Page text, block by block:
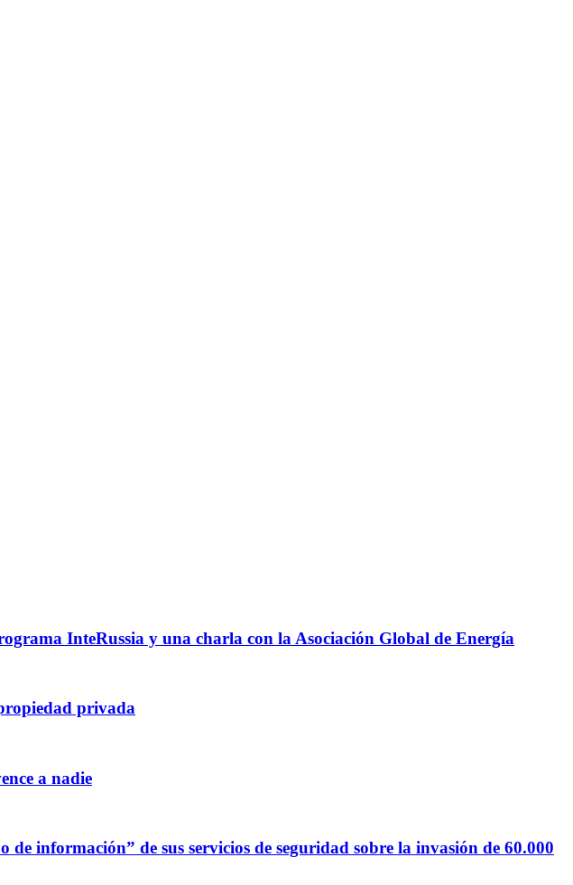
InteRussia y una charla con la Asociación Global de Energía
privada
a nadie
información” de sus servicios de seguridad sobre la invasión de 60.000